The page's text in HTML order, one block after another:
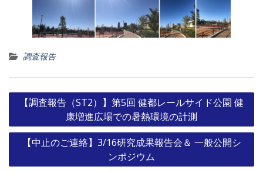
調査報告
投
ナ
ゲ
【調査報告（ST2）】第5回 健都レールサイド公園 健
康増進広場での暑熱環境の計測
【中止のご連絡】3/16研究成果報告会＆ 一般公開シ
ンポジウム